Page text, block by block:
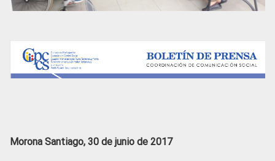
Morona Santiago, 30 de junio de 2017